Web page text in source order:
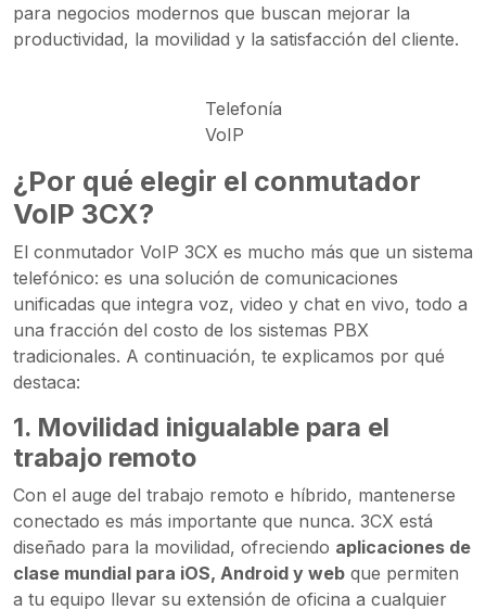
para negocios modernos que buscan mejorar la
productividad, la movilidad y la satisfacción del cliente.
Telefonía
VoIP
¿Por qué elegir el conmutador
VoIP 3CX?
El conmutador VoIP 3CX es mucho más que un sistema
telefónico: es una solución de comunicaciones
unificadas que integra voz, video y chat en vivo, todo a
una fracción del costo de los sistemas PBX
tradicionales. A continuación, te explicamos por qué
destaca:
1. Movilidad inigualable para el
trabajo remoto
Con el auge del trabajo remoto e híbrido, mantenerse
conectado es más importante que nunca. 3CX está
diseñado para la movilidad, ofreciendo aplicaciones de
clase mundial para iOS, Android y web que permiten
a tu equipo llevar su extensión de oficina a cualquier